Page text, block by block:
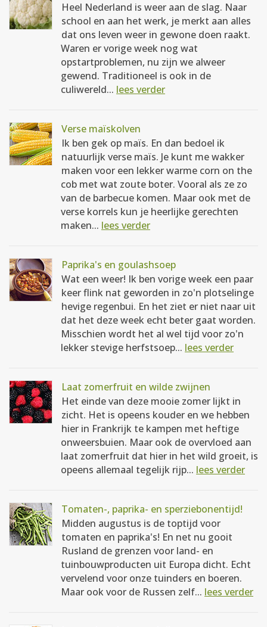
Heel Nederland is weer aan de slag. Naar
school en aan het werk, je merkt aan alles
dat ons leven weer in gewone doen raakt.
Waren er vorige week nog wat
opstartproblemen, nu zijn we alweer
gewend. Traditioneel is ook in de
culiwereld... lees verder
Verse maïskolven
Ik ben gek op maïs. En dan bedoel ik
natuurlijk verse maïs. Je kunt me wakker
maken voor een lekker warme corn on the
cob met wat zoute boter. Vooral als ze zo
van de barbecue komen. Maar ook met de
verse korrels kun je heerlijke gerechten
maken... lees verder
Paprika's en goulashsoep
Wat een weer! Ik ben vorige week een paar
keer flink nat geworden in zo'n plotselinge
hevige regenbui. En het ziet er niet naar uit
dat het deze week echt beter gaat worden.
Misschien wordt het al wel tijd voor zo'n
lekker stevige herfstsoep... lees verder
Laat zomerfruit en wilde zwijnen
Het einde van deze mooie zomer lijkt in
zicht. Het is opeens kouder en we hebben
hier in Frankrijk te kampen met heftige
onweersbuien. Maar ook de overvloed aan
laat zomerfruit dat hier in het wild groeit, is
opeens allemaal tegelijk rijp... lees verder
Tomaten-, paprika- en sperziebonentijd!
Midden augustus is de toptijd voor
tomaten en paprika's! En net nu gooit
Rusland de grenzen voor land- en
tuinbouwproducten uit Europa dicht. Echt
vervelend voor onze tuinders en boeren.
Maar ook voor de Russen zelf... lees verder